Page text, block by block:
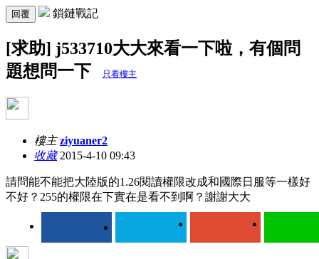
回覆 鎖鏈戰記
[求助] j533710大大來看一下啦，有個問
題想問一下
只看樓主
樓主 ziyuaner2
收藏2015-4-10 09:43
請問能不能把大陸版的1.26閱讀權限改成和國際日服等一樣好
不好？255的權限在下實在是看不到啊？謝謝大大